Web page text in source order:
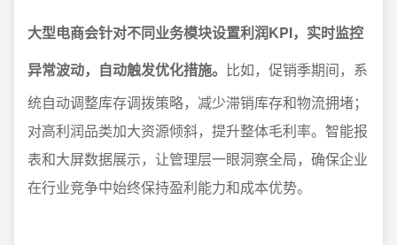
大型电商会针对不同业务模块设置利润KPI，实时监控
异常波动，自动触发优化措施。 比如，促销季期间，系
统自动调整库存调拨策略，减少滞销库存和物流拥堵；
对高利润品类加大资源倾斜，提升整体毛利率。智能报
表和大屏数据展示，让管理层一眼洞察全局，确保企业
在行业竞争中始终保持盈利能力和成本优势。